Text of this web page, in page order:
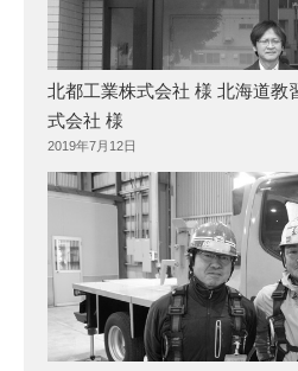
北都工業株式会社 様 北海道
式会社 様
2019年7月12日